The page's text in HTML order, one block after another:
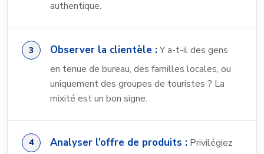
authentique.
Observer la clientèle :Y a-t-il des gens
en tenue de bureau, des familles locales, ou
uniquement des groupes de touristes ? La
mixité est un bon signe.
Analyser l’offre de produits : Privilégiez